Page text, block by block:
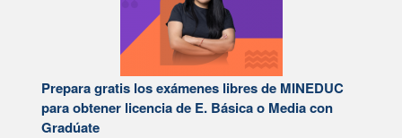
Prepara gratis los exámenes libres de MINEDUC
para obtener licencia de E. Básica o Media con
Gradúate